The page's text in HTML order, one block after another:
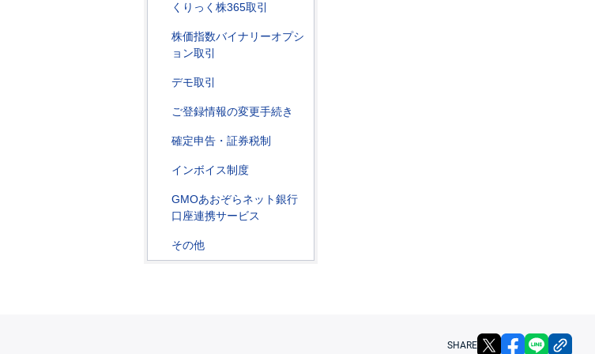
くりっく株365取引
株価指数バイナリーオプシ
ョン取引
デモ取引
ご登録情報の変更手続き
確定申告・証券税制
インボイス制度
GMOあおぞらネット銀行
口座連携サービス
その他
SHARE X facebook